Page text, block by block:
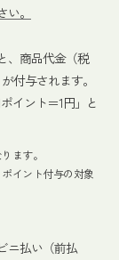
。
、商品代金（税
付与されます。
イント＝1円」と
ます。
イント付与の対象
ニ払い（前払